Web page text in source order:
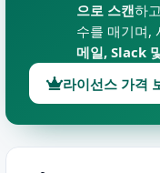
으로 스캔하
수를 매기며,
메일, Slack
라이선스 가격